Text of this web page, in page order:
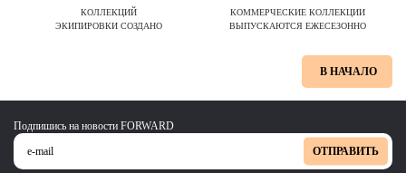
КОЛЛЕКЦИЙ
ЭКИПИРОВКИ СОЗДАНО
КОММЕРЧЕСКИЕ КОЛЛЕКЦИИ
ВЫПУСКАЮТСЯ ЕЖЕСЕЗОННО
В НАЧАЛО
Подпишись на новости FORWARD
ОТПРАВИТЬ